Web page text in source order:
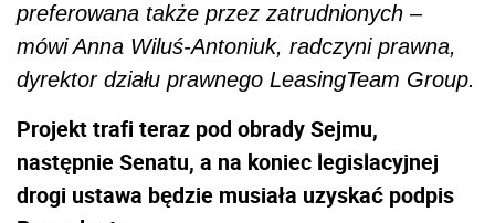
preferowana także przez zatrudnionych –
mówi Anna Wiluś-Antoniuk, radczyni prawna,
dyrektor działu prawnego LeasingTeam Group.
Projekt trafi teraz pod obrady Sejmu,
następnie Senatu, a na koniec legislacyjnej
drogi ustawa będzie musiała uzyskać podpis